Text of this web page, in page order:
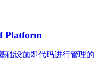
Platform
础设施即代码进行管理的